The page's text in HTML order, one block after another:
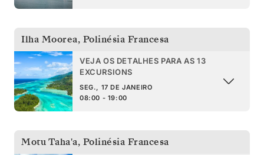
Ilha Moorea, Polinésia Francesa
VEJA OS DETALHES PARA AS 13
EXCURSIONS
SEG., 17 DE JANEIRO
08:00 - 19:00
Motu Taha'a, Polinésia Francesa